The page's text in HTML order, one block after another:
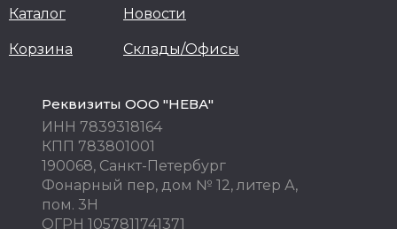
Каталог
Корзина
Новости
Склады/Офисы
Реквизиты ООО "НЕВА"
ИНН 7839318164
КПП 783801001
190068, Санкт-Петербург
Фонарный пер, дом № 12, литер А,
пом. 3Н
ОГРН 1057811741371